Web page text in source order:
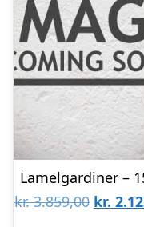
kr.3.859,00 Den
kr.